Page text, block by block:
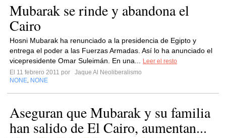
Mubarak se rinde y abandona el
Cairo
Hosni Mubarak ha renunciado a la presidencia de Egipto y
entrega el poder a las Fuerzas Armadas. Así lo ha anunciado el
vicepresidente Omar Suleimán. En una...
Leer el resto
El 11 febrero 2011 por
Jaque Al Neoliberalismo
NONE NONE
Aseguran que Mubarak y su familia
han salido de El Cairo, aumentan...